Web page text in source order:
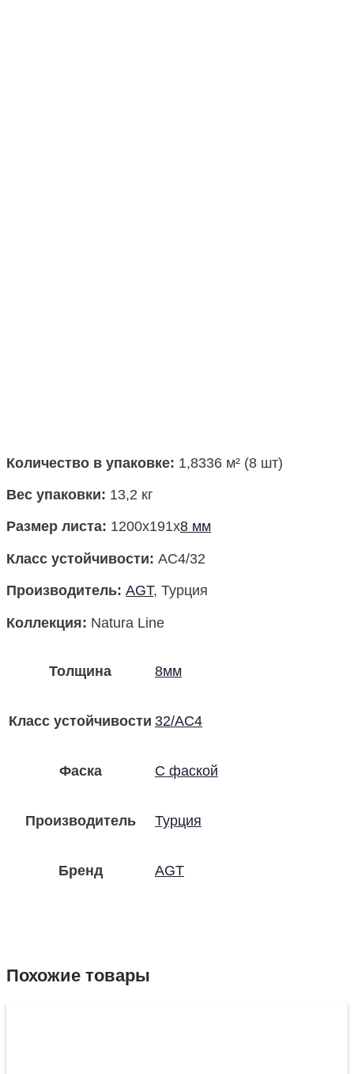
Количество в упаковке: 1,8336 м² (8 шт)
Вес упаковки: 13,2 кг
Размер листа: 1200x191x8 мм
Класс устойчивости: AC4/32
Производитель: AGT, Турция
Коллекция: Natura Line
Толщина 8мм
Класс устойчивости 32/AC4
Фаска С фаской
Производитель Турция
Бренд AGT
Похожие товары